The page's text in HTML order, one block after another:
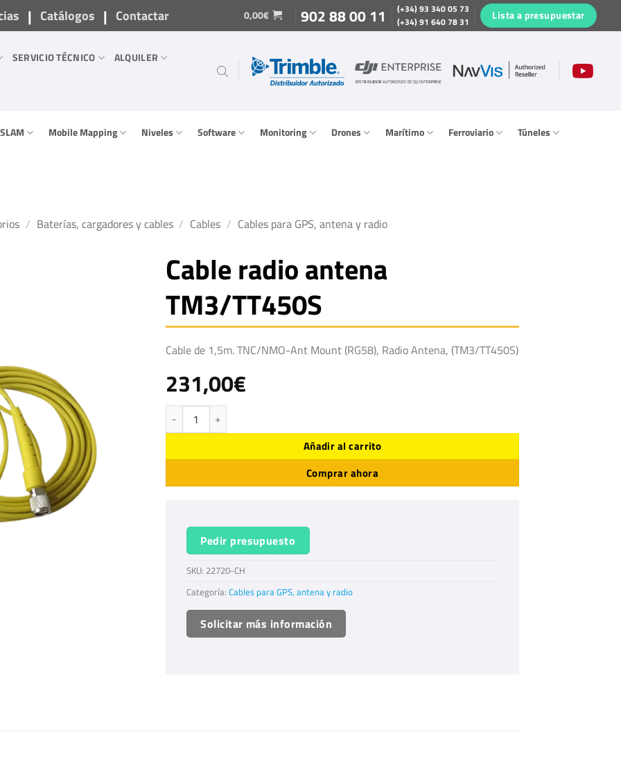
| Catálogos | Contactar 0,00€ 902 88 00 11
(+34) 93 340 05 73
(+34) 91 640 78 31
Lista a presupuestar
SERVICIO TÉCNICO
ALQUILER
Mobile Mapping Niveles Software Monitoring Drones Marítimo Ferroviario Túneles
/ Baterías, cargadores y cables / Cables / Cables para GPS, antena y radio
Cable radio antena
TM3/TT450S
Cable de 1,5m. TNC/NMO-Ant Mount (RG58), Radio Antena, (TM3/TT450S)
231,00€
Cable radio antena TM3/TT450S cantidad
Añadir al carrito
Comprar ahora
Pedir presupuesto
SKU: 22720-CH
Categoría: Cables para GPS, antena y radio
Solicitar más información